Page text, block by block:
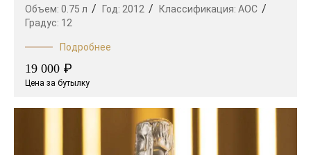
Объем: 0.75 л Год: 2012 Классификация: AOC
Градус: 12
Подробнее
19 000 ₽
Цена за бутылку